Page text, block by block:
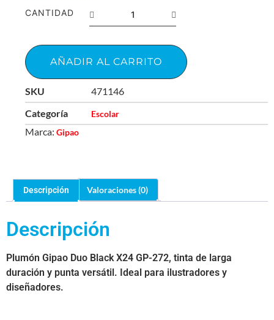
CANTIDAD
AÑADIR AL CARRITO
SKU
471146
Categoría
Escolar
Marca: Gipao
Descripción Valoraciones (0)
Descripción
Plumón Gipao Duo Black X24 GP-272, tinta de larga
duración y punta versátil. Ideal para ilustradores y
diseñadores.